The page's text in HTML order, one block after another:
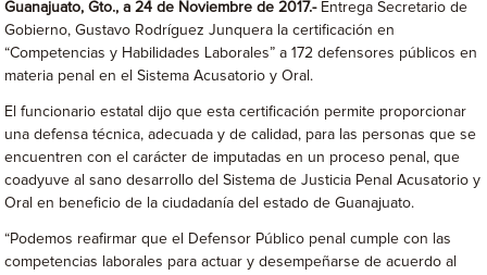
Guanajuato, Gto., a 24 de Noviembre de 2017.-Entrega Secretario de
Gobierno, Gustavo Rodríguez Junquera la certificación en
“Competencias y Habilidades Laborales” a 172 defensores públicos en
materia penal en el Sistema Acusatorio y Oral.
El funcionario estatal dijo que esta certificación permite proporcionar
una defensa técnica, adecuada y de calidad, para las personas que se
encuentren con el carácter de imputadas en un proceso penal, que
coadyuve al sano desarrollo del Sistema de Justicia Penal Acusatorio y
Oral en beneficio de la ciudadanía del estado de Guanajuato.
“Podemos reafirmar que el Defensor Público penal cumple con las
competencias laborales para actuar y desempeñarse de acuerdo al